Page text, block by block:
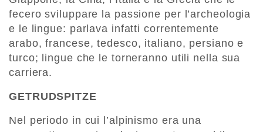
fecero sviluppare la passione per l’archeologia
e le lingue: parlava infatti correntemente
arabo, francese, tedesco, italiano, persiano e
turco; lingue che le torneranno utili nella sua
carriera.
GETRUDSPITZE
Nel periodo in cui l’alpinismo era una